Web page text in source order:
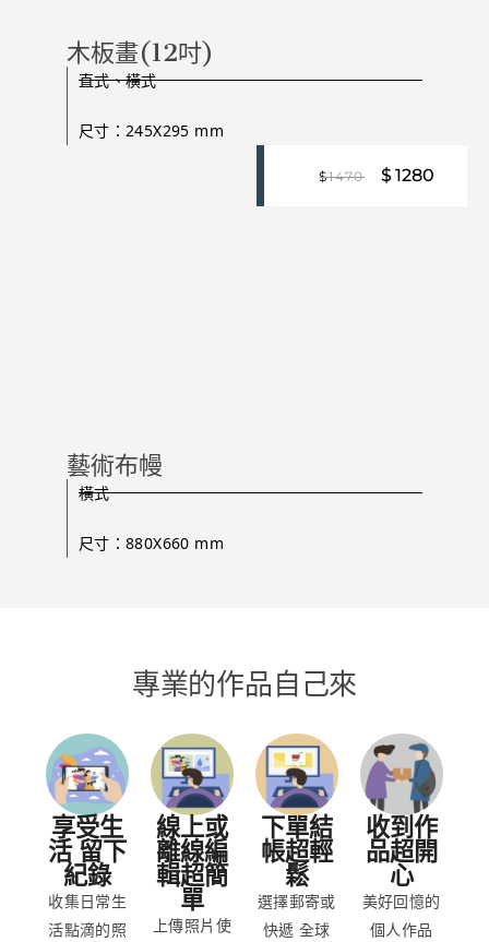
木板畫(12吋)
直式、橫式
尺寸：245X295 mm
藝術布幔
$1470 $1280
橫式
尺寸：880X660 mm
專業的作品自己來
享受生
活 留下
紀錄
收集日常生
活點滴的照
線上或
離線編
輯超簡
單
上傳照片使
下單結
帳超輕
鬆
選擇郵寄或
快遞 全球
收到作
品超開
心
美好回憶的
個人作品